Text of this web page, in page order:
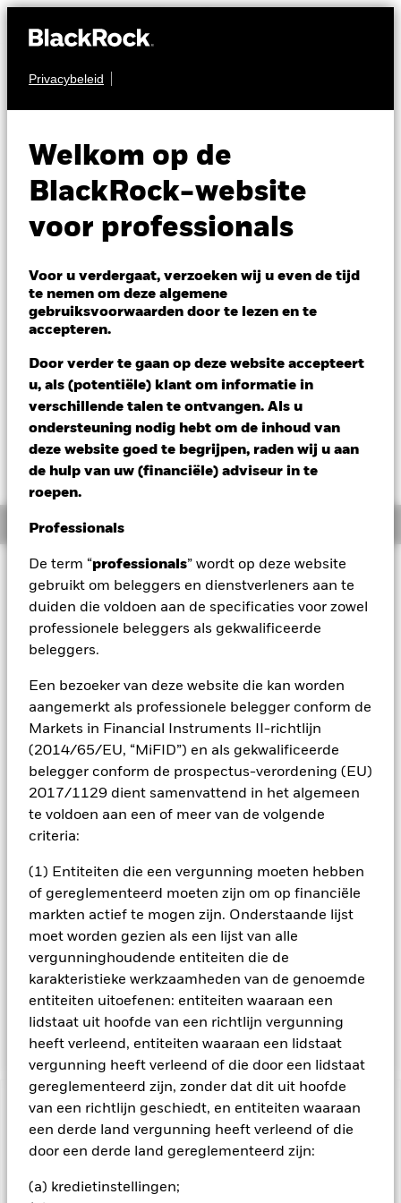
Privacybeleid
Welkom op de
BlackRock-website
voor professionals
Voor u verdergaat, verzoeken wij u even de tijd
te nemen om deze algemene
gebruiksvoorwaarden door te lezen en te
accepteren.
Door verder te gaan op deze website accepteert
u, als (potentiële) klant om informatie in
verschillende talen te ontvangen. Als u
ondersteuning nodig hebt om de inhoud van
deze website goed te begrijpen, raden wij u aan
de hulp van uw (financiële) adviseur in te
roepen.
Professionals
De term “professionals” wordt op deze website
gebruikt om beleggers en dienstverleners aan te
duiden die voldoen aan de specificaties voor zowel
professionele beleggers als gekwalificeerde
beleggers.
Een bezoeker van deze website die kan worden
aangemerkt als professionele belegger conform de
Markets in Financial Instruments II-richtlijn
(2014/65/EU, “MiFID”) en als gekwalificeerde
belegger conform de prospectus-verordening (EU)
2017/1129 dient samenvattend in het algemeen
te voldoen aan een of meer van de volgende
criteria:
(1) Entiteiten die een vergunning moeten hebben
of gereglementeerd moeten zijn om op financiële
markten actief te mogen zijn. Onderstaande lijst
moet worden gezien als een lijst van alle
vergunninghoudende entiteiten die de
karakteristieke werkzaamheden van de genoemde
entiteiten uitoefenen: entiteiten waaraan een
lidstaat uit hoofde van een richtlijn vergunning
heeft verleend, entiteiten waaraan een lidstaat
vergunning heeft verleend of die door een lidstaat
gereglementeerd zijn, zonder dat dit uit hoofde
van een richtlijn geschiedt, en entiteiten waaraan
een derde land vergunning heeft verleend of die
door een derde land gereglementeerd zijn:
(a) kredietinstellingen;
AANDELEN
Situations Fund
NAV per 07/aug/2026
EUR 77,82
Verandering NAV 1 dag per 07/aug/2026
EUR 0,04 (0,05%)
Morningstar Rating
Overzicht
Beleggingsdoel
belegging door een combinatie van kapitaalgroei en
inkomsten uit de activa van het Fonds en belegt op een wijze
die in overeenstemming is met de principes van een
maatschappij en governance (ESG). Het Fonds belegt ten
minste 70% van zijn totale activa in effecten met een
aandelenkarakter (bijv. aandelen) van bedrijven die zijn
gevestigd of voornamelijk economisch actief zijn in Europa.
Het Fonds zal in het bijzonder beleggen in de effecten met
een aandelenkarakter van bedrijven die zich in "speciale
situaties" bevinden, en die naar het oordeel van de
beleggingsadviseur (BA) bedrijven zijn met een potentieel
voor verbetering dat de markt nog niet juist heeft ingeschat.
minste 50% van zijn totale activa in bedrijven met een kleine
gemiddelde marktkapitalisatie worden beschouwd bedrijven
die zich op het moment van de aankoop bevinden in de
onderste 30% van de Europese beurzen qua
marktkapitalisatie. De marktkapitalisatie is de aandelenkoers
van het bedrijf vermenigvuldigd met het aantal uitgegeven
van de voormalige Sovjet-Unie.
BELANGRIJKE GEGEVENS: Kapitaalrisico.De waarde en
het rendement van beleggingen kunnen dalen en stijgen, en
zijn niet gegarandeerd. Beleggers verliezen mogelijk hun
Alle aandelenklassen met valutahedging van dit fonds